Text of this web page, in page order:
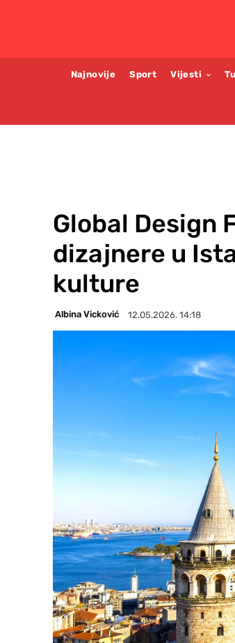
Najnovije Sport Vijesti
Global Design
dizajnere u
kulture
Albina Vicković 12.05.2026. 14:18